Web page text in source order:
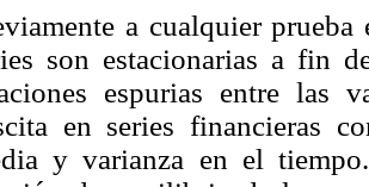
a cualquier
son estacionarias a fin
espurias entre las
en series financieras
y varianza en el